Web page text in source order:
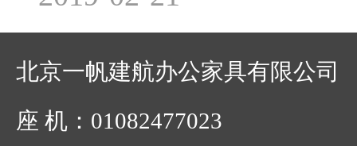
北京一帆建航办公家具有限公司
座 机：01082477023